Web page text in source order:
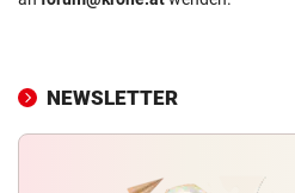
NEWSLETTER